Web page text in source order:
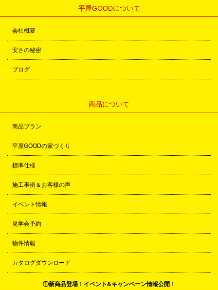
平屋GOODについて
会社概要
安さの秘密
ブログ
商品について
商品プラン
平屋GOODの家づくり
標準仕様
施工事例＆お客様の声
イベント情報
見学会予約
物件情報
カタログダウンロード
①新商品登場！イベント&キャンペーン情報公開！